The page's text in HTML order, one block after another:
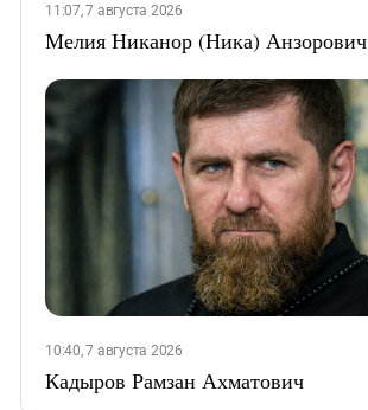
11:07, 7 августа 2026
Мелия Никанор (Ника) Анзорович
10:40, 7 августа 2026
Кадыров Рамзан Ахматович